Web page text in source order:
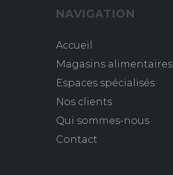
NAVIGATION
Accueil
Magasins alimentaires
Espaces spécialisés
Nos clients
Qui sommes-nous
Contact